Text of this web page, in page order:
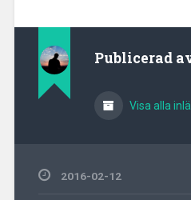
Publicerad
Visa alla
2016-02-12